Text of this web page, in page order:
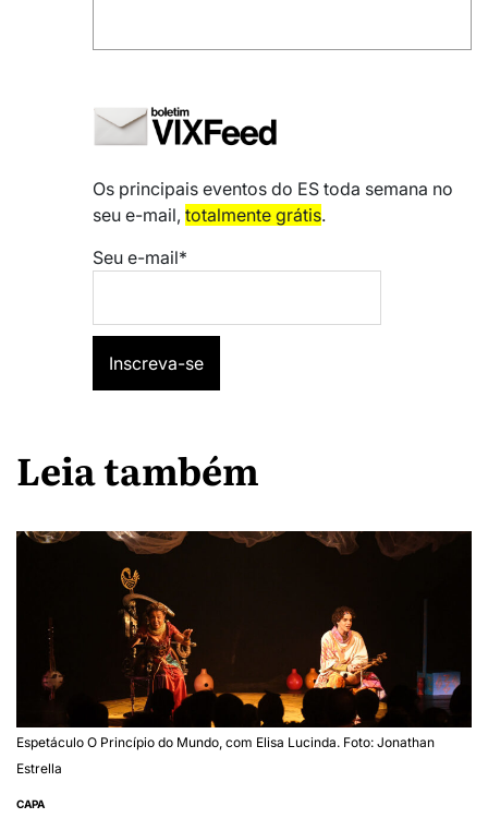
Os principais eventos do ES toda semana no
seu e-mail, totalmente grátis.
Seu e-mail*
Leia também
Espetáculo O Princípio do Mundo, com Elisa Lucinda. Foto: Jonathan
Estrella
CAPA